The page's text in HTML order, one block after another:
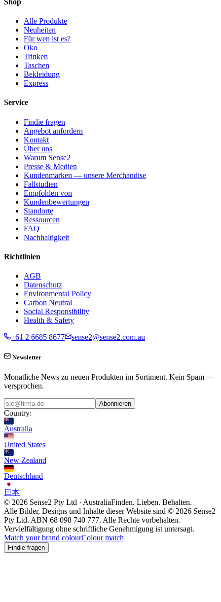
Shop
Alle Produkte
Neuheiten
Für wen ist es?
Öko
Trinken
Taschen
Bekleidung
Express
Service
Findie fragen
Angebot anfordern
Kontakt
Über uns
Warum Sense2
Presse & Medien
Kundenmarken — unsere Merchandise
Fallstudien
Empfohlen von
Kundenbewertungen
Standorte
Ressourcen
FAQ
Nachhaltigkeit
Richtlinien
AGB
Datenschutz
Environmental Policy
Carbon Neutral
Social Responsibility
Health & Safety
+61 2 6685 8677
sense2@sense2.com.au
Newsletter
Monatliche News zu neuen Produkten im Sortiment. Kein Spam —
versprochen.
Abonnieren
Country:
Australia
United States
New Zealand
Deutschland
日本
© 2026 Sense2 Pty Ltd · AustraliaFinden. Lieben. Behalten.
Alle Bilder, Designs und Inhalte dieser Website sind © 2026 Sense2
Pty Ltd. ABN 68 098 740 777. Alle Rechte vorbehalten.
Vervielfältigung ohne schriftliche Genehmigung ist untersagt.
Match your brand colourColour match
Findie fragen